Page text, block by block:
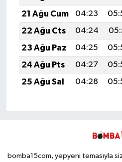
21 Ağu Cum
04:23
22 Ağu Cts
04:24
23 Ağu Paz
04:25
24 Ağu Pts
04:27
25 Ağu Sal
04:28
bomba15com, yepyeni temasıyla